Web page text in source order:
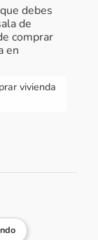
debes
de
comprar
en
vivienda